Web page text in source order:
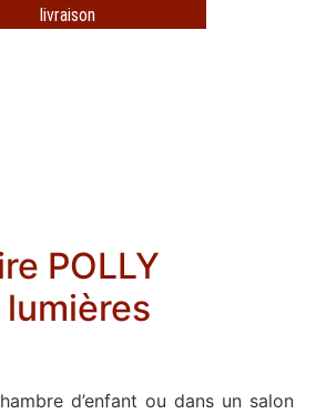
livraison
POLLY
d’enfant ou dans un salon